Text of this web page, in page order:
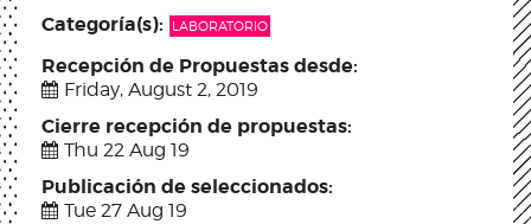
Categoría(s): LABORATORIO
Recepción de Propuestas desde:
Friday, August 2, 2019
Cierre recepción de propuestas:
Thu 22 Aug 19
Publicación de seleccionados:
Tue 27 Aug 19